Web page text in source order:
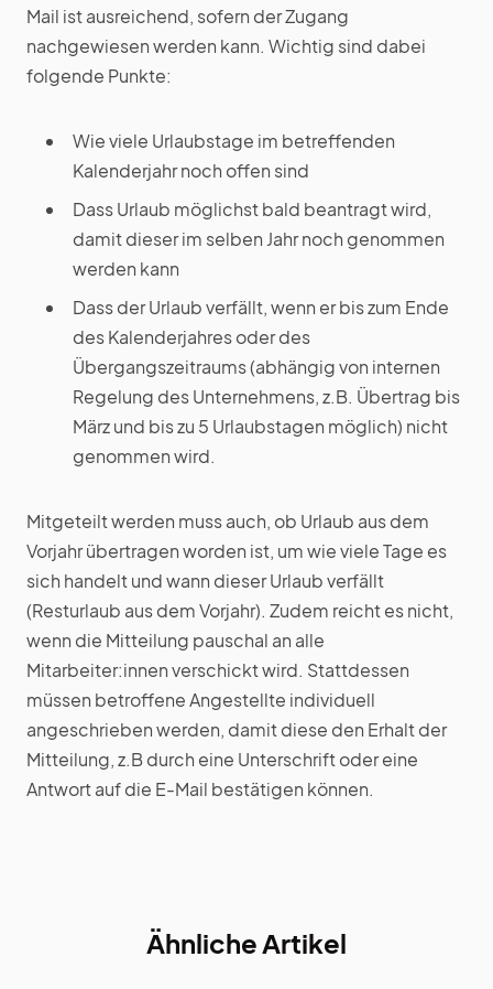
Mail ist ausreichend, sofern der Zugang
nachgewiesen werden kann. Wichtig sind dabei
folgende Punkte:
Wie viele Urlaubstage im betreffenden
Kalenderjahr noch offen sind
Dass Urlaub möglichst bald beantragt wird,
damit dieser im selben Jahr noch genommen
werden kann
Dass der Urlaub verfällt, wenn er bis zum Ende
des Kalenderjahres oder des
Übergangszeitraums (abhängig von internen
Regelung des Unternehmens, z.B. Übertrag bis
März und bis zu 5 Urlaubstagen möglich) nicht
genommen wird.
Mitgeteilt werden muss auch, ob Urlaub aus dem
Vorjahr übertragen worden ist, um wie viele Tage es
sich handelt und wann dieser Urlaub verfällt
(Resturlaub aus dem Vorjahr). Zudem reicht es nicht,
wenn die Mitteilung pauschal an alle
Mitarbeiter:innen verschickt wird. Stattdessen
müssen betroffene Angestellte individuell
angeschrieben werden, damit diese den Erhalt der
Mitteilung, z.B durch eine Unterschrift oder eine
Antwort auf die E-Mail bestätigen können.
Ähnliche Artikel